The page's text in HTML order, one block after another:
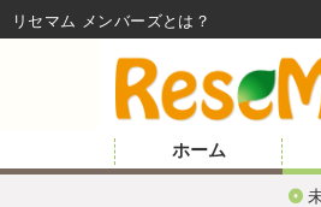
ホーム
リセマム メンバーズ